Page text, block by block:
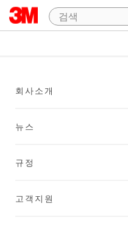
회사소개
뉴스
규정
고객지원